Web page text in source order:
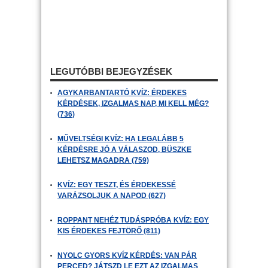
LEGUTÓBBI BEJEGYZÉSEK
AGYKARBANTARTÓ KVÍZ: ÉRDEKES
KÉRDÉSEK, IZGALMAS NAP, MI KELL MÉG?
(736)
MŰVELTSÉGI KVÍZ: HA LEGALÁBB 5
KÉRDÉSRE JÓ A VÁLASZOD, BÜSZKE
LEHETSZ MAGADRA (759)
KVÍZ: EGY TESZT, ÉS ÉRDEKESSÉ
VARÁZSOLJUK A NAPOD (627)
ROPPANT NEHÉZ TUDÁSPRÓBA KVÍZ: EGY
KIS ÉRDEKES FEJTÖRŐ (811)
NYOLC GYORS KVÍZ KÉRDÉS: VAN PÁR
PERCED? JÁTSZD LE EZT AZ IZGALMAS